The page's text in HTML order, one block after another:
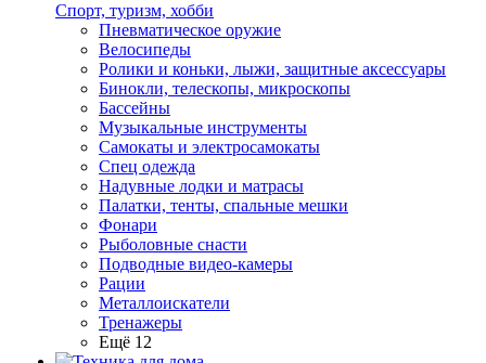
Спорт, туризм, хобби
Пневматическое оружие
Велосипеды
Ролики и коньки, лыжи, защитные аксессуары
Бинокли, телескопы, микроскопы
Бассейны
Музыкальные инструменты
Самокаты и электросамокаты
Спец одежда
Надувные лодки и матрасы
Палатки, тенты, спальные мешки
Фонари
Рыболовные снасти
Подводные видео-камеры
Рации
Металлоискатели
Тренажеры
Ещё 12